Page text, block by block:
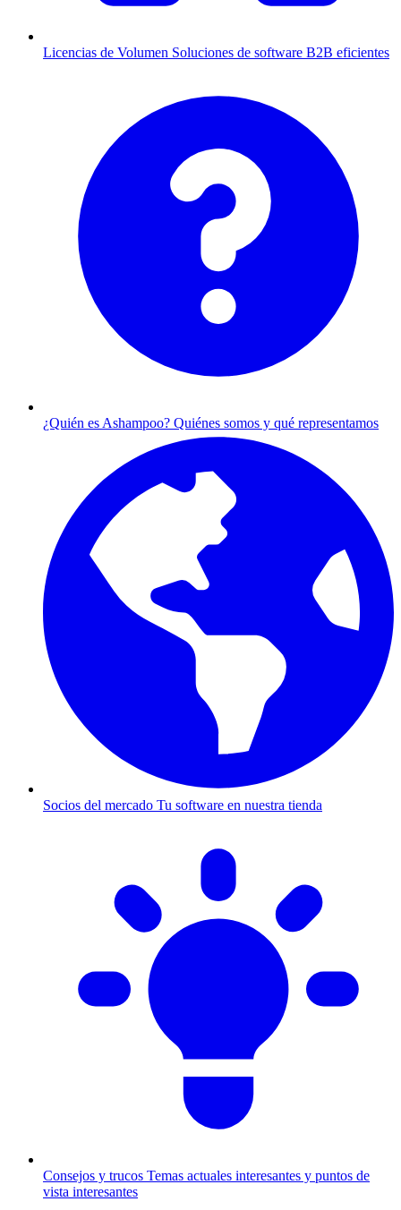
Licencias de Volumen Soluciones de software B2B eficientes
¿Quién es Ashampoo? Quiénes somos y qué representamos
Socios del mercado Tu software en nuestra tienda
Consejos y trucos Temas actuales interesantes y puntos de
vista interesantes